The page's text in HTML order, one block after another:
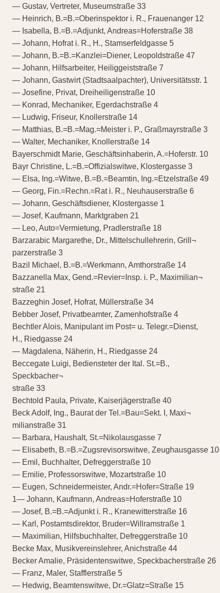
— Gustav, Vertreter, Museumstraße 33
— Heinrich, B.=B.=Oberinspektor i. R., Frauenanger 12
— Isabella, B.=B.=Adjunkt, Andreas=Hoferstraße 38
— Johann, Hofrat i. R., H., Stamserfeldgasse 5
— Johann, B.=B.=Kanzlei=Diener, Leopoldstraße 47
— Johann, Hilfsarbeiter, Heiliggeiststraße 7
— Johann, Gastwirt (Stadtsaalpachter), Universitätsstr. 1
— Josefine, Privat, Dreiheiligenstraße 10
— Konrad, Mechaniker, Egerdachstraße 4
— Ludwig, Friseur, Knollerstraße 14
— Matthias, B.=B.=Mag.=Meister i. P., Graßmayrstraße 3
— Walter, Mechaniker, Knollerstraße 14
Bayerschmidt Marie, Geschäftsinhaberin, A.=Hoferstr. 10
Bayr Christine, L.=B.=Offizialswitwe, Klostergasse 3
— Elsa, Ing.=Witwe, B.=B.=Beamtin, Ing.=Etzelstraße 49
— Georg, Fin.=Rechn.=Rat i. R., Neuhauserstraße 6
— Johann, Geschäftsdiener, Klostergasse 1
— Josef, Kaufmann, Marktgraben 21
— Leo, Auto=Vermietung, Pradlerstraße 18
Barzarabic Margarethe, Dr., Mittelschullehrerin, Grill¬
parzerstraße 3
Bazil Michael, B.=B.=Werkmann, Amthorstraße 14
Bazzanella Max, Gend.=Revier=Insp. i. P., Maximilian¬
straße 21
Bazzeghin Josef, Hofrat, Müllerstraße 34
Bebber Josef, Privatbeamter, Zamenhofstraße 4
Bechtler Alois, Manipulant im Post= u. Telegr.=Dienst,
H., Riedgasse 24
— Magdalena, Näherin, H., Riedgasse 24
Beccegate Luigi, Bediensteter der Ital. St.=B.,
Speckbacher¬
straße 33
Bechtold Paula, Private, Kaiserjägerstraße 40
Beck Adolf, Ing., Baurat der Tel.=Bau=Sekt. I, Maxi¬
milianstraße 31
— Barbara, Haushalt, St.=Nikolausgasse 7
— Elisabeth, B.=B.=Zugsrevisorswitwe, Zeughausgasse 10
— Emil, Buchhalter, Defreggerstraße 10
— Emilie, Professorswitwe, Mozartstraße 10
— Eugen, Schneidermeister, Andr.=Hofer=Straße 19
1— Johann, Kaufmann, Andreas=Hoferstraße 10
— Josef, B.=B.=Adjunkt i. R., Kranewitterstraße 16
— Karl, Postamtsdirektor, Bruder=Willramstraße 1
— Maximilian, Hilfsbuchhalter, Defreggerstraße 10
Becke Max, Musikvereinslehrer, Anichstraße 44
Becker Amalie, Präsidentenswitwe, Speckbacherstraße 26
— Franz, Maler, Stafflerstraße 5
— Hedwig, Beamtenswitwe, Dr.=Glatz=Straße 15